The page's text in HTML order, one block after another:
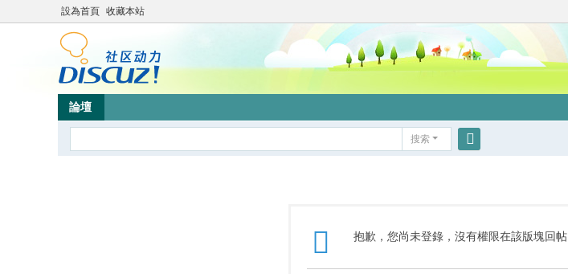
設為首頁 收藏本站
論壇
搜索
抱歉，您尚未登錄，沒有權限在該版塊回帖